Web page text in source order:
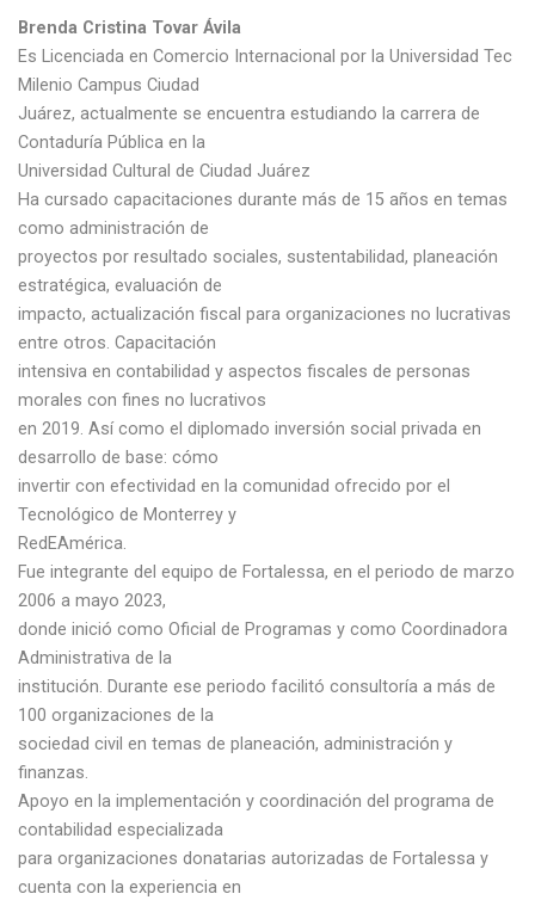
Brenda Cristina Tovar Ávila
Es Licenciada en Comercio Internacional por la Universidad Tec
Milenio Campus Ciudad
Juárez, actualmente se encuentra estudiando la carrera de
Contaduría Pública en la
Universidad Cultural de Ciudad Juárez
Ha cursado capacitaciones durante más de 15 años en temas
como administración de
proyectos por resultado sociales, sustentabilidad, planeación
estratégica, evaluación de
impacto, actualización fiscal para organizaciones no lucrativas
entre otros. Capacitación
intensiva en contabilidad y aspectos fiscales de personas
morales con fines no lucrativos
en 2019. Así como el diplomado inversión social privada en
desarrollo de base: cómo
invertir con efectividad en la comunidad ofrecido por el
Tecnológico de Monterrey y
RedEAmérica.
Fue integrante del equipo de Fortalessa, en el periodo de marzo
2006 a mayo 2023,
donde inició como Oficial de Programas y como Coordinadora
Administrativa de la
institución. Durante ese periodo facilitó consultoría a más de
100 organizaciones de la
sociedad civil en temas de planeación, administración y
finanzas.
Apoyo en la implementación y coordinación del programa de
contabilidad especializada
para organizaciones donatarias autorizadas de Fortalessa y
cuenta con la experiencia en